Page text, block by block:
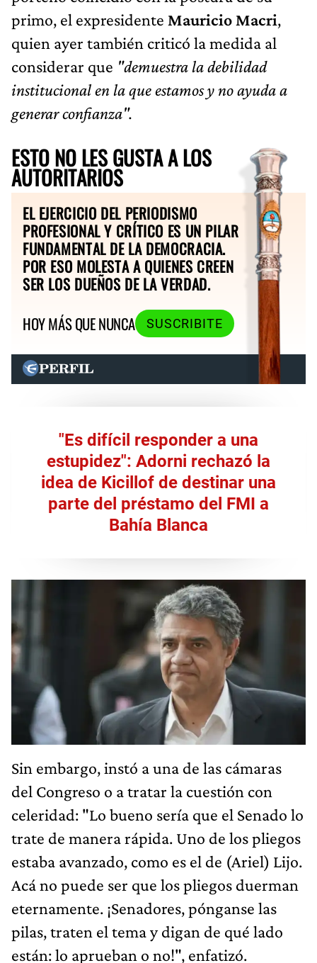
primo, el expresidente Mauricio Macri,
quien ayer también criticó la medida al
considerar que "demuestra la debilidad
institucional en la que estamos y no ayuda a
generar confianza".
ESTO NO LES GUSTA A LOS
AUTORITARIOS
EL EJERCICIO DEL PERIODISMO
PROFESIONAL Y CRÍTICO ES UN PILAR
FUNDAMENTAL DE LA DEMOCRACIA.
POR ESO MOLESTA A QUIENES CREEN
SER LOS DUEÑOS DE LA VERDAD.
HOY MÁS QUE NUNCA
SUSCRIBITE
"Es difícil responder a una
estupidez": Adorni rechazó la
idea de Kicillof de destinar una
parte del préstamo del FMI a
Bahía Blanca
Sin embargo, instó a una de las cámaras
del Congreso o a tratar la cuestión con
celeridad: "Lo bueno sería que el Senado lo
trate de manera rápida. Uno de los pliegos
estaba avanzado, como es el de (Ariel) Lijo.
Acá no puede ser que los pliegos duerman
eternamente. ¡Senadores, pónganse las
pilas, traten el tema y digan de qué lado
están: lo aprueban o no!", enfatizó.